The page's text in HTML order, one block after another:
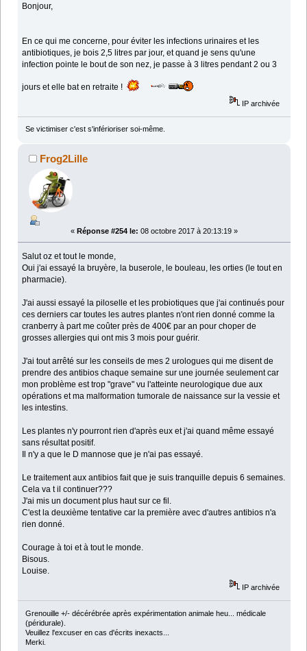
Bonjour,
En ce qui me concerne, pour éviter les infections urinaires et les
antibiotiques, je bois 2,5 litres par jour, et quand je sens qu'une
infection pointe le bout de son nez, je passe à 3 litres pendant 2 ou 3
jours et elle bat en retraite !
IP archivée
Se victimiser c'est s'inférioriser soi-même.
Frog2Lille
« Réponse #254 le: 08 octobre 2017 à 20:13:19 »
Salut oz et tout le monde,
Oui j'ai essayé la bruyère, la buserole, le bouleau, les orties (le tout en
pharmacie).
J'ai aussi essayé la piloselle et les probiotiques que j'ai continués pour
ces derniers car toutes les autres plantes n'ont rien donné comme la
cranberry à part me coûter près de 400€ par an pour choper de
grosses allergies qui ont mis 3 mois pour guérir.
J'ai tout arrêté sur les conseils de mes 2 urologues qui me disent de
prendre des antibios chaque semaine sur une journée seulement car
mon problème est trop "grave" vu l'atteinte neurologique due aux
opérations et ma malformation tumorale de naissance sur la vessie et
les intestins.
Les plantes n'y pourront rien d'après eux et j'ai quand même essayé
sans résultat positif.
Il n'y a que le D mannose que je n'ai pas essayé.
Le traitement aux antibios fait que je suis tranquille depuis 6 semaines.
Cela va t il continuer???
J'ai mis un document plus haut sur ce fil.
C'est la deuxième tentative car la première avec d'autres antibios n'a
rien donné.
Courage à toi et à tout le monde.
Bisous.
Louise.
IP archivée
Grenouille +/- décérébrée après expérimentation animale heu... médicale
(péridurale).
Veuillez l'excuser en cas d'écrits inexacts...
Merki.